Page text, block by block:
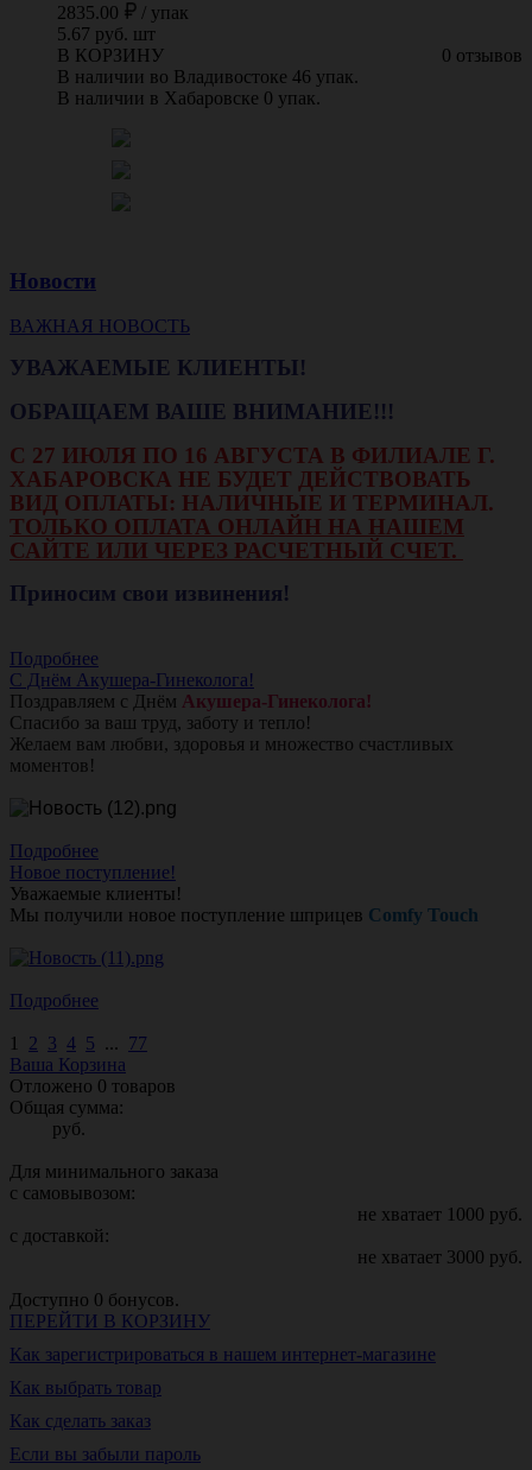
2835.00 / упак
5.67 руб. шт
0 отзывов
В КОРЗИНУ
В наличии во Владивостоке 46 упак.
В наличии в Хабаровске 0 упак.
Новости
ВАЖНАЯ НОВОСТЬ
УВАЖАЕМЫЕ КЛИЕНТЫ!
ОБРАЩАЕМ ВАШЕ ВНИМАНИЕ!!!
С 27 ИЮЛЯ ПО 16 АВГУСТА В ФИЛИАЛЕ Г.
ХАБАРОВСКА НЕ БУДЕТ ДЕЙСТВОВАТЬ
ВИД ОПЛАТЫ: НАЛИЧНЫЕ И ТЕРМИНАЛ.
ТОЛЬКО ОПЛАТА ОНЛАЙН НА НАШЕМ
САЙТЕ ИЛИ ЧЕРЕЗ РАСЧЕТНЫЙ СЧЕТ.
Приносим свои извинения!
Подробнее
С Днём Акушера-Гинеколога!
Поздравляем с Днём Акушера-Гинеколога!
Спасибо за ваш труд, заботу и тепло!
Желаем вам любви, здоровья и множество счастливых
моментов!
Подробнее
Новое поступление!
Уважаемые клиенты!
Мы получили новое поступление шприцев Comfy Touch
Подробнее
1 2 3 4 5 ... 77
Ваша Корзина
Отложено 0 товаров
Общая сумма:
руб.
Для минимального заказа
с самовывозом:
не хватает 1000 руб.
с доставкой:
не хватает 3000 руб.
Доступно 0 бонусов.
ПЕРЕЙТИ В КОРЗИНУ
Как зарегистрироваться в нашем интернет-магазине
Как выбрать товар
Как сделать заказ
Если вы забыли пароль